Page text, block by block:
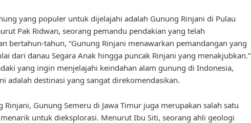
yang populer untuk dijelajahi adalah Gunung Rinjani di Pulau
Pak Ridwan, seorang pemandu pendakian yang telah
bertahun-tahun, “Gunung Rinjani menawarkan pemandangan yang
dari danau Segara Anak hingga puncak Rinjani yang menakjubkan.”
yang ingin menjelajahi keindahan alam gunung di Indonesia,
adalah destinasi yang sangat direkomendasikan.
Rinjani, Gunung Semeru di Jawa Timur juga merupakan salah satu
untuk dieksplorasi. Menurut Ibu Siti, seorang ahli geologi